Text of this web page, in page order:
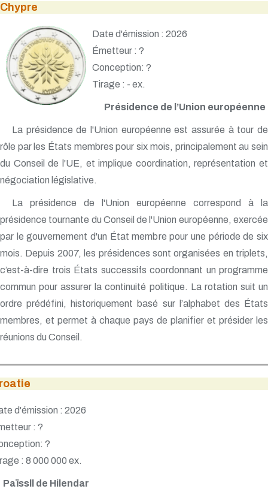
Chypre
Date d'émission : 2026
Émetteur : ?
Conception: ?
Tirage : - ex.
Présidence de l’Union européenne
La présidence de l'Union européenne est assurée à tour de
rôle par les États membres pour six mois, principalement au sein
du Conseil de l'UE, et implique coordination, représentation et
négociation législative.
La présidence de l'Union européenne correspond à la
présidence tournante du Conseil de l'Union européenne, exercée
par le gouvernement d'un État membre pour une période de six
mois. Depuis 2007, les présidences sont organisées en triplets,
c’est-à-dire trois États successifs coordonnant un programme
commun pour assurer la continuité politique. La rotation suit un
ordre prédéfini, historiquement basé sur l’alphabet des États
membres, et permet à chaque pays de planifier et présider les
réunions du Conseil.
d'émission : 2026
: ?
?
: 8 000 000 ex.
Païssll de Hilendar